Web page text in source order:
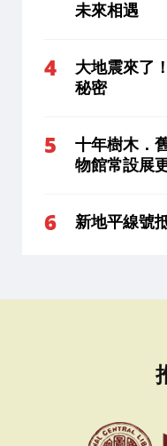
未來相遇
大地震來了
秘密
十年樹木．
物館常設展
新地平線號